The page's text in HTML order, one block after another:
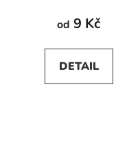
od 9 Kč
DETAIL